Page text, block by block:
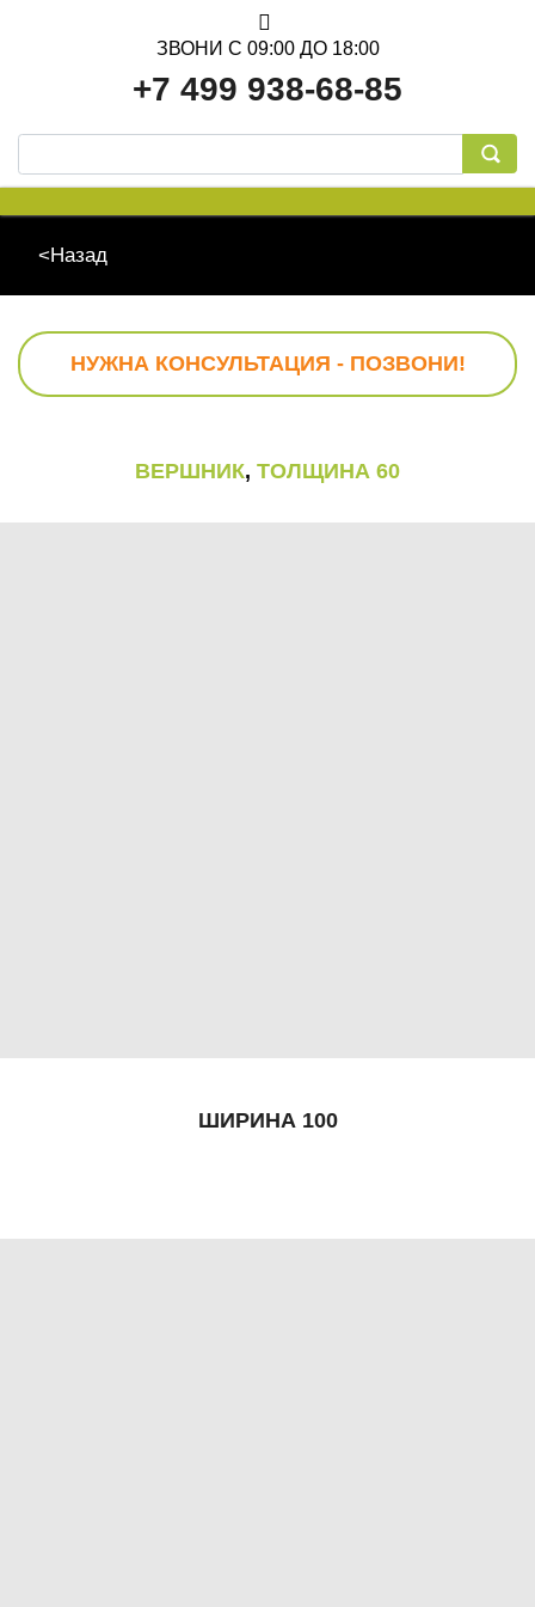
ЗВОНИ С 09:00 ДО 18:00
+7 499 938-68-85
<Назад
НУЖНА КОНСУЛЬТАЦИЯ - ПОЗВОНИ!
ВЕРШНИК, ТОЛЩИНА 60
ШИРИНА 100